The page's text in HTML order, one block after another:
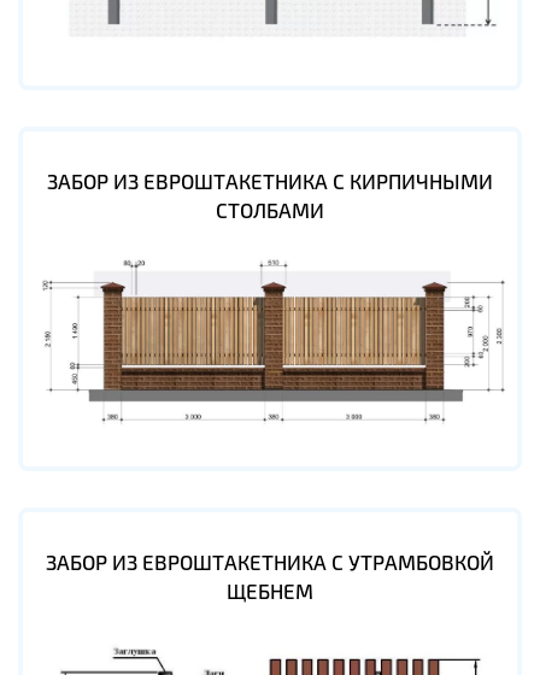
ЗАБОР ИЗ ЕВРОШТАКЕТНИКА С КИРПИЧНЫМИ
СТОЛБАМИ
ЗАБОР ИЗ ЕВРОШТАКЕТНИКА С УТРАМБОВКОЙ
ЩЕБНЕМ